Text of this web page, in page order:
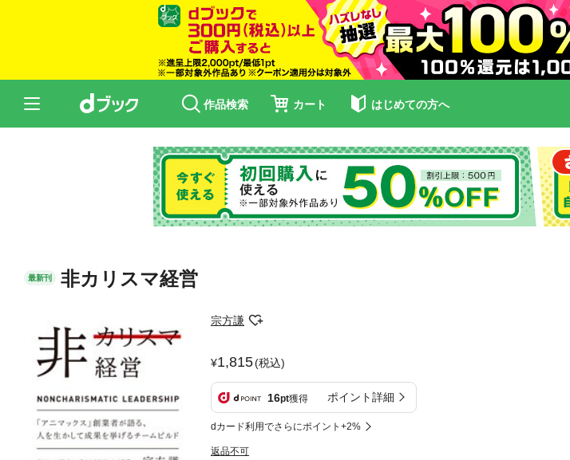
作品検索 カート はじめての方へ
最新刊 非カリスマ経営
宗方謙
1,815(税込)
16pt獲得 ポイント詳細
dカード利用でさらにポイント+2%
返品不可